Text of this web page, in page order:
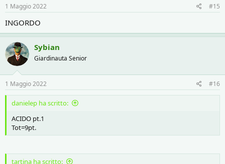
1 Maggio 2022 #15
INGORDO
Sybian
Giardinauta Senior
1 Maggio 2022 #16
danielep ha scritto:
ACIDO pt.1
Tot=9pt.
tartina ha scritto: